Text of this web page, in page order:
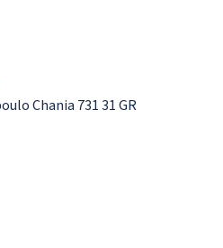
Chania 731 31 GR